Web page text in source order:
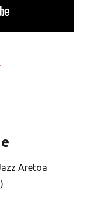
Aretoa